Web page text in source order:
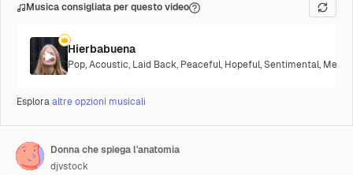
Musica consigliata per questo video
Hierbabuena
Pop,Acoustic, Laid Back, Peaceful, Hopeful,Sentimental,
Esploraaltre opzioni musicali
Donna che spiega l'anatomia
djvstock